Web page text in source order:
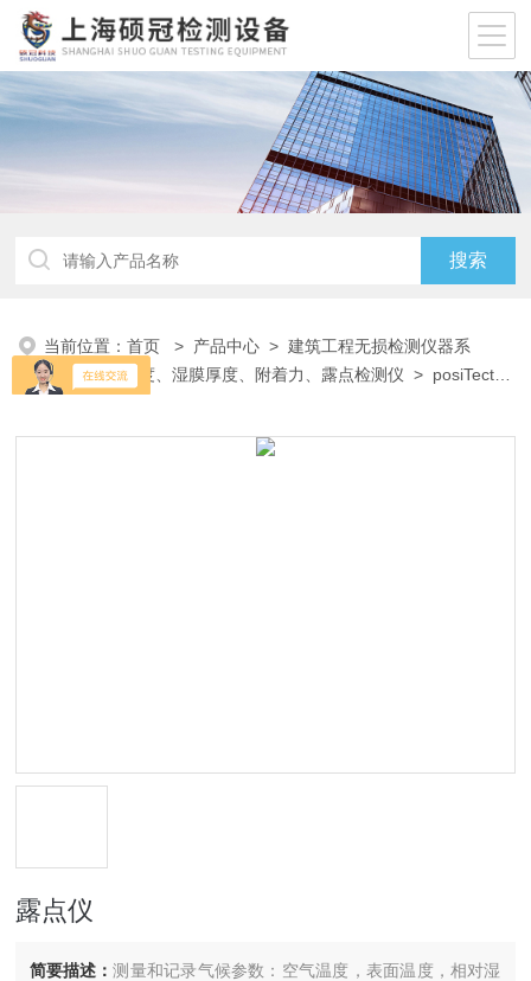
当前位置：首页 > 产品中心 >建筑工程无损检测仪器系
列
>涂层厚度、湿膜厚度、附着力、露点检测仪 > posiTector
露点仪
简要描述：测量和记录气候参数：空气温度，表面温度，相对湿